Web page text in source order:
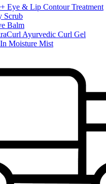
Eye & Lip Contour Treatment
Scrub
Balm
Ayurvedic Curl Gel
Moisture Mist